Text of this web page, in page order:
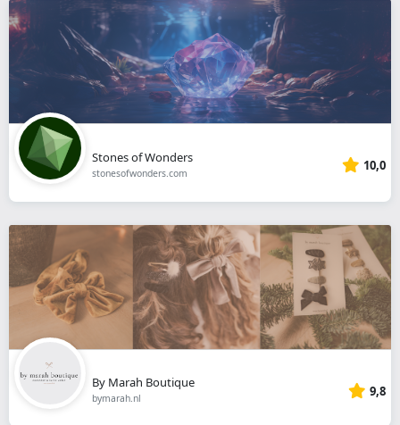
Stones of Wonders
stonesofwonders.com 10,0
By Marah Boutique
bymarah.nl 9,8